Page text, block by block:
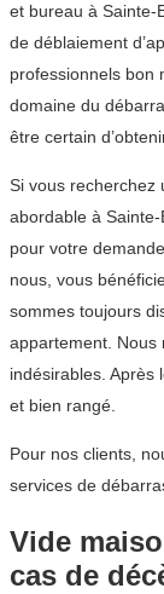
et bureau à Sainte-
de déblaiement
professionnels bon
domaine du
être certain
Si vous recherchez
abordable à
pour votre
nous, vous
sommes toujours
appartement. Nous
indésirables. Après
et bien rangé.
Pour nos clients,
services de
Vide
cas de